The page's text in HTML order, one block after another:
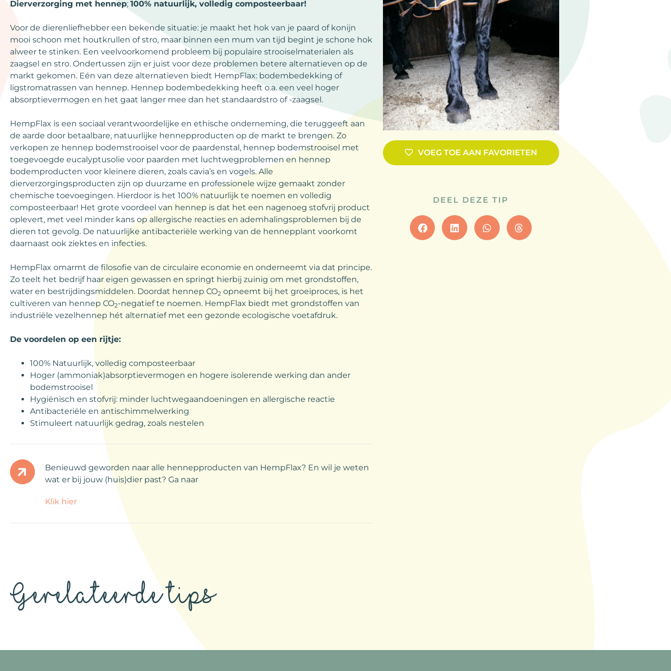
Dierverzorging met hennep; 100% natuurlijk, volledig composteerbaar!
Voor de dierenliefhebber een bekende situatie: je maakt het hok van je paard of konijn
mooi schoon met houtkrullen of stro, maar binnen een mum van tijd begint je schone hok
alweer te stinken. Een veelvoorkomend probleem bij populaire strooiselmaterialen als
zaagsel en stro. Ondertussen zijn er juist voor deze problemen betere alternatieven op de
markt gekomen. Eén van deze alternatieven biedt HempFlax: bodembedekking of
ligstromatrassen van hennep. Hennep bodembedekking heeft o.a. een veel hoger
absorptievermogen en het gaat langer mee dan het standaardstro of -zaagsel.
HempFlax is een sociaal verantwoordelijke en ethische onderneming, die teruggeeft aan
de aarde door betaalbare, natuurlijke hennepproducten op de markt te brengen. Zo
verkopen ze hennep bodemstrooisel voor de paardenstal, hennep bodemstrooisel met
toegevoegde eucalyptusolie voor paarden met luchtwegproblemen en hennep
bodemproducten voor kleinere dieren, zoals cavia’s en vogels. Alle
dierverzorgingsproducten zijn op duurzame en professionele wijze gemaakt zonder
chemische toevoegingen. Hierdoor is het 100% natuurlijk te noemen en volledig
composteerbaar! Het grote voordeel van hennep is dat het een nagenoeg stofvrij product
oplevert, met veel minder kans op allergische reacties en ademhalingsproblemen bij de
dieren tot gevolg. De natuurlijke antibacteriële werking van de hennepplant voorkomt
daarnaast ook ziektes en infecties.
HempFlax omarmt de filosofie van de circulaire economie en onderneemt via dat principe.
Zo teelt het bedrijf haar eigen gewassen en springt hierbij zuinig om met grondstoffen,
water en bestrijdingsmiddelen. Doordat hennep CO2 opneemt bij het groeiproces, is het
cultiveren van hennep CO2-negatief te noemen. HempFlax biedt met grondstoffen van
industriële vezelhennep hét alternatief met een gezonde ecologische voetafdruk.
De voordelen op een rijtje:
100% Natuurlijk, volledig composteerbaar
Hoger (ammoniak)absorptievermogen en hogere isolerende werking dan ander
bodemstrooisel
Hygiënisch en stofvrij: minder luchtwegaandoeningen en allergische reactie
Antibacteriële en antischimmelwerking
Stimuleert natuurlijk gedrag, zoals nestelen
Benieuwd geworden naar alle hennepproducten van HempFlax? En wil je weten
wat er bij jouw (huis)dier past? Ga naar
Klik hier
VOEG TOE AAN FAVORIETEN
DEEL DEZE TIP
Gerelateerde tips